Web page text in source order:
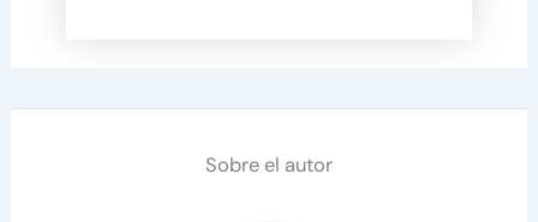
Sobre el autor